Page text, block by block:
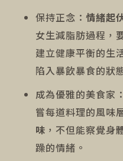
保持正念： 情緒起
女生減脂肪過程，
建立健康平衡的生
陷入暴飲暴食的狀
成為優雅的美食家
嘗每道料理的風味
味 ，不但能察覺身
躁的情緒。